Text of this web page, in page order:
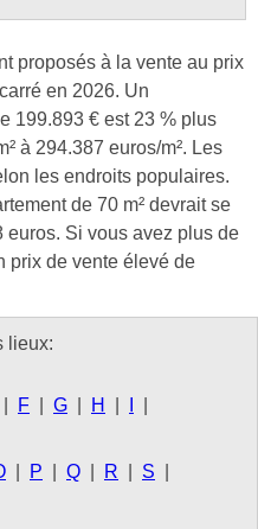
proposés à la vente au prix
en 2026. Un
199.893 € est 23 % plus
à 294.387 euros/m². Les
les endroits populaires.
de 70 m² devrait se
euros. Si vous avez plus de
prix de vente élevé de
lieux:
F G H
P Q R S